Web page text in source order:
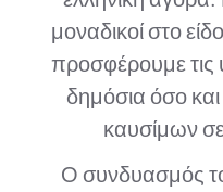
μοναδικοί στο
προσφέρουμε τις
δημόσια όσο και
καυσίμων
Ο συνδυασμός